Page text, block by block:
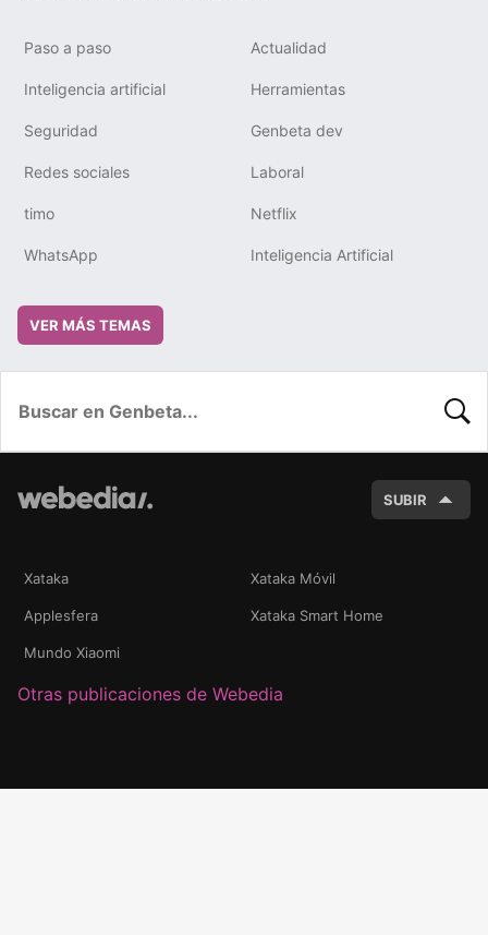
Paso a paso Actualidad
Inteligencia artificial Herramientas
Seguridad Genbeta dev
Redes sociales Laboral
timo Netflix
WhatsApp Inteligencia Artificial
VER MÁS TEMAS
SUBIR
Xataka Xataka Móvil
Applesfera Xataka Smart Home
Mundo Xiaomi
Otras publicaciones de Webedia